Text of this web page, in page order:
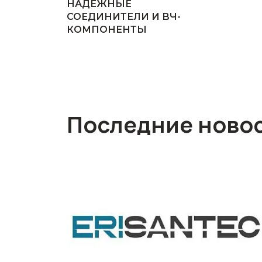
НАДЕЖНЫЕ
СОЕДИНИТЕЛИ И ВЧ-
КОМПОНЕНТЫ
Последние